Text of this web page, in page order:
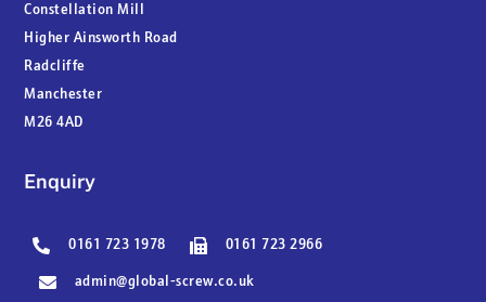
Constellation Mill
Higher Ainsworth Road
Radcliffe
Manchester
M26 4AD
Enquiry
0161 723 1978 0161 723 2966
admin@global-screw.co.uk